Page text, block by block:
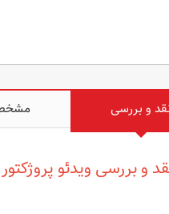
و بررسی
و بررسی ویدئو